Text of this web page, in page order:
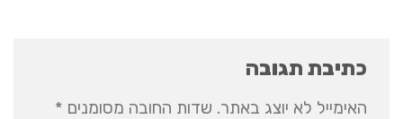
כתיבת תגובה
האימייל לא יוצג באתר. שדות החובה מסומנים *